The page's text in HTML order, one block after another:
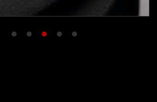
1 2 3 4 5